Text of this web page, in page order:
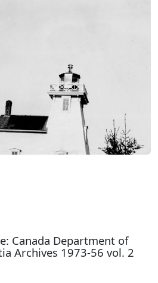
Canada Department of
Archives 1973-56 vol. 2